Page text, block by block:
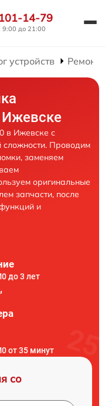
14-79
9:00 до 21:00
устройств Ремонт
Ижевске
в Ижевске с
сложности. Проводим
заменяем
оригинальные
запчасти, после
и
до 3 лет
от 35 минут
со